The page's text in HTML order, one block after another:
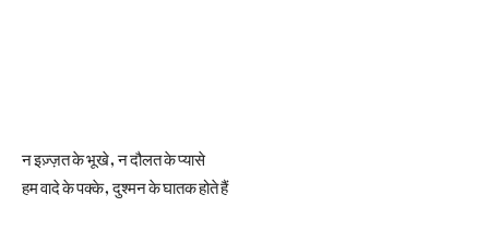
न इज़्ज़त के भूखे, न दौलत के प्यासे
हम वादे के पक्के, दुश्मन के घातक होते हैं